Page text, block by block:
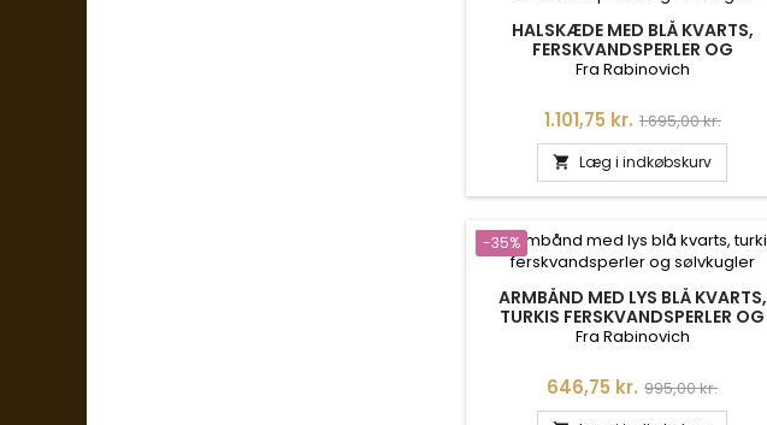
HALSKÆDE MED BLÅ KVARTS,
FERSKVANDSPERLER OG
SØLVKUGLER
Fra Rabinovich
Pris
1.101,75 kr. Normalpris
1.695,00 kr.
 Læg i indkøbskurv
-35%
ARMBÅND MED LYS BLÅ KVARTS,
TURKIS FERSKVANDSPERLER OG
SØLVKUGLER
Fra Rabinovich
Pris
646,75 kr. Normalpris
995,00 kr.